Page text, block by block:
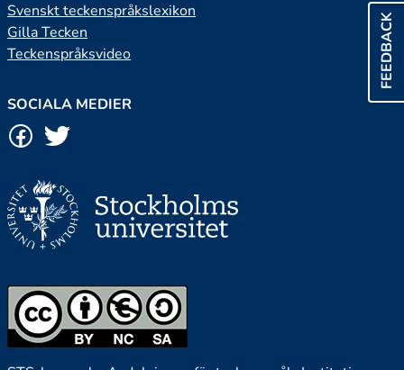
FEEDBACK
Svenskt teckenspråkslexikon
Gilla Tecken
Teckenspråksvideo
SOCIALA MEDIER